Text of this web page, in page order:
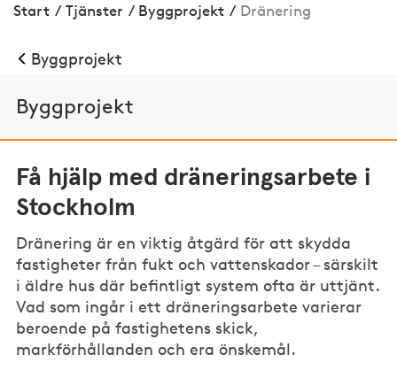
Start / Tjänster / Bygg­projekt / Dränering
Bygg­projekt
Bygg­projekt
Få hjälp med dräneringsarbete i
Stockholm
Dränering är en viktig åtgärd för att skydda
fastigheter från fukt och vattenskador – särskilt
i äldre hus där befintligt system ofta är uttjänt.
Vad som ingår i ett dräneringsarbete varierar
beroende på fastighetens skick,
markförhållanden och era önskemål.